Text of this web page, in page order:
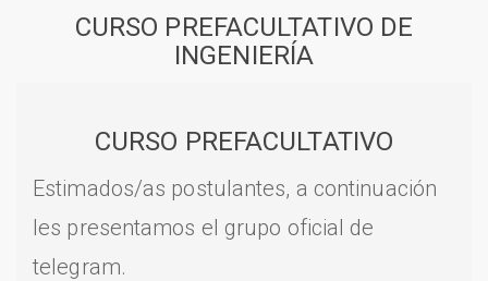
CURSO PREFACULTATIVO DE
INGENIERÍA
CURSO PREFACULTATIVO
Estimados/as postulantes, a continuación
les presentamos el grupo oficial de
telegram.